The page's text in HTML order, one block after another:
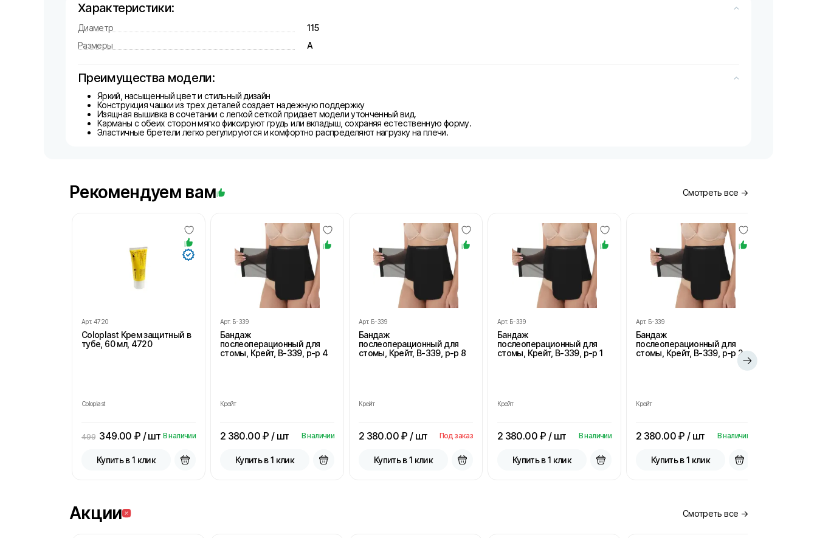
Характеристики:
Диаметр
115
Размеры
A
Преимущества модели:
Яркий, насыщенный цвет и стильный дизайн
Конструкция чашки из трех деталей создает надежную поддержку
Изящная вышивка в сочетании с легкой сеткой придает модели утонченный вид.
Карманы с обеих сторон мягко фиксируют грудь или вкладыш, сохраняя естественную форму.
Эластичные бретели легко регулируются и комфортно распределяют нагрузку на плечи.
Рекомендуем вам Смотреть все →
Арт. 4720
Coloplast Крем защитный в
тубе, 60 мл, 4720
Coloplast
499 349.00 ₽ / шт В наличии
Купить в 1 клик
Арт. Б-339
Бандаж
послеоперационный для
стомы, Крейт, В-339, р-р 4
Крейт
2 380.00₽ / шт В наличии
Купить в 1 клик
Арт. Б-339
Бандаж
послеоперационный для
стомы, Крейт, В-339, р-р 8
Крейт
2 380.00₽ / шт Под заказ
Купить в 1 клик
Арт. Б-339
Бандаж
послеоперационный для
стомы, Крейт, В-339, р-р 1
Крейт
2 380.00₽ / шт В наличии
Купить в 1 клик
Арт. Б-339
Бандаж
послеоперационный для
стомы, Крейт, В-339, р-р 2
Крейт
2 380.00₽ / шт В наличии
Купить в 1 клик
Акции Смотреть все →